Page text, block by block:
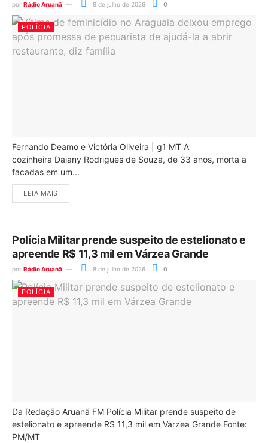
por Rádio Aruanã 8 de julho de 2026 0
POLÍCIA
Fernando Deamo e Victória Oliveira | g1 MT A
cozinheira Daiany Rodrigues de Souza, de 33 anos, morta a
facadas em um...
LEIA MAIS
Polícia Militar prende suspeito de estelionato e
apreende R$ 11,3 mil em Várzea Grande
por Rádio Aruanã 8 de julho de 2026 0
POLÍCIA
Da Redação Aruanã FM Polícia Militar prende suspeito de
estelionato e apreende R$ 11,3 mil em Várzea Grande Fonte:
PM/MT